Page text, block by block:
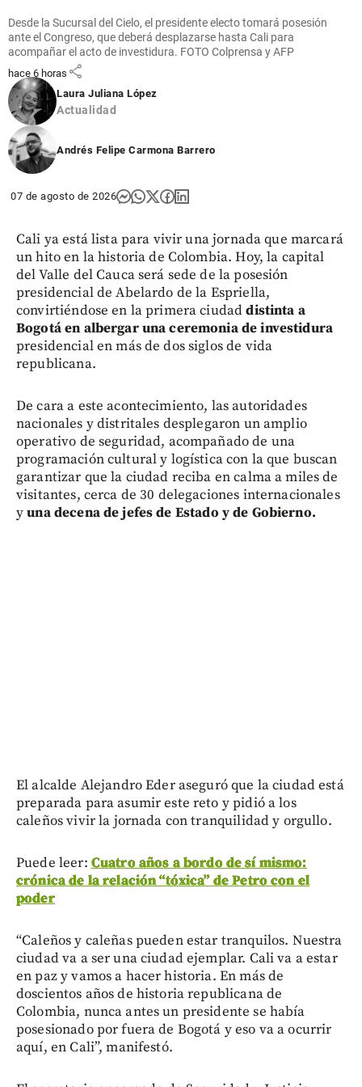
polarización
tóxica
hace 6 horas share
Desde la Sucursal del Cielo, el presidente electo tomará posesión
ante el Congreso, que deberá desplazarse hasta Cali para
acompañar el acto de investidura. FOTO Colprensa y AFP
Laura Juliana López
Actualidad
Andrés Felipe Carmona Barrero
07 de agosto de 2026
Cali ya está lista para vivir una jornada que marcará
un hito en la historia de Colombia. Hoy, la capital
del Valle del Cauca será sede de la posesión
presidencial de Abelardo de la Espriella,
convirtiéndose en la primera ciudaddistinta a
Bogotá en albergar una ceremonia de investidura
presidencial en más de dos siglos de vida
republicana.
De cara a este acontecimiento, las autoridades
nacionales y distritales desplegaron un amplio
operativo de seguridad, acompañado de una
programación cultural y logística con la que buscan
garantizar que la ciudad reciba en calma a miles de
visitantes, cerca de 30 delegaciones internacionales
yuna decena de jefes de Estado y de Gobierno.
El alcalde Alejandro Eder aseguró que la ciudad está
preparada para asumir este reto y pidió a los
caleños vivir la jornada con tranquilidad y orgullo.
Puede leer: Cuatro años a bordo de sí mismo:
crónica de la relación “tóxica” de Petro con el
poder
“Caleños y caleñas pueden estar tranquilos. Nuestra
ciudad va a ser una ciudad ejemplar. Cali va a estar
en paz y vamos a hacer historia. En más de
doscientos años de historia republicana de
Colombia, nunca antes un presidente se había
posesionado por fuera de Bogotá y eso va a ocurrir
aquí, en Cali”, manifestó.